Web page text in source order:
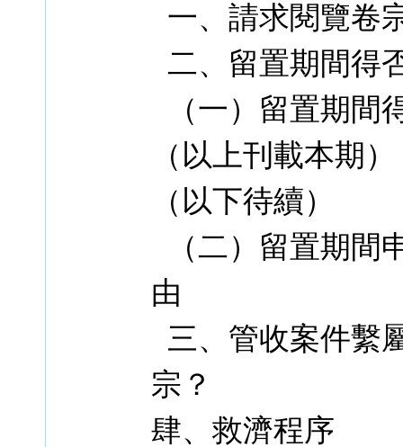
一、請求閱覽卷
二、留置期間得
（一）留置期間
（以上刊載本期）
（以下待續）
（二）留置期間
由
三、管收案件繫
宗？
肆、救濟程序